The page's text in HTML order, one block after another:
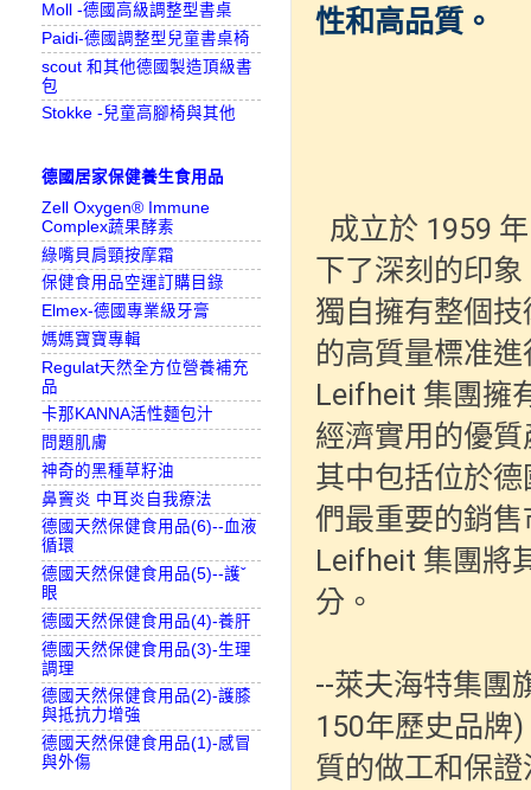
性和高品質。
下了深刻的印
獨自擁有整個
的高質量標准
Leifheit 集團擁
經濟實用的優
其中包括位於
們最重要的銷
Leifheit 集團將
分。
--萊夫海特集團
150年歷史品
質的做工和保
Moll -德國高級調整型書桌
Paidi-德國調整型兒童書桌椅
scout 和其他德國製造頂級書
包
Stokke -兒童高腳椅與其他
德國居家保健養生食用品
Zell Oxygen® Immune
Complex蔬果酵素
綠嘴貝肩頸按摩霜
保健食用品空運訂購目錄
Elmex-德國專業級牙膏
媽媽寶寶專輯
Regulat天然全方位營養補充
品
卡那KANNA活性麵包汁
問題肌膚
神奇的黑種草籽油
鼻竇炎 中耳炎自我療法
德國天然保健食用品(6)--血液
循環
德國天然保健食用品(5)--護ˇ
眼
德國天然保健食用品(4)-養肝
德國天然保健食用品(3)-生理
調理
德國天然保健食用品(2)-護膝
與抵抗力增強
德國天然保健食用品(1)-感冒
與外傷